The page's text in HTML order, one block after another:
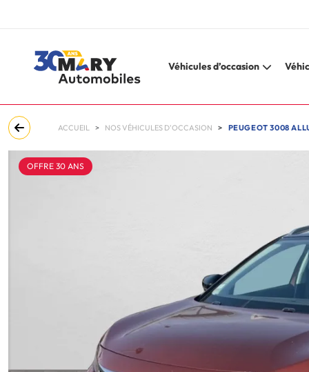
Véhicules d’occasion
ACCUEIL NOS VÉHICULES D'OCCASION PEUGEOT 3008
OFFRE 30 ANS